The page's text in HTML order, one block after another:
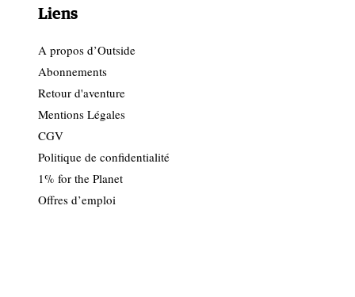
Liens
A propos d’Outside
Abonnements
Retour d'aventure
Mentions Légales
CGV
Politique de confidentialité
1% for the Planet
Offres d’emploi